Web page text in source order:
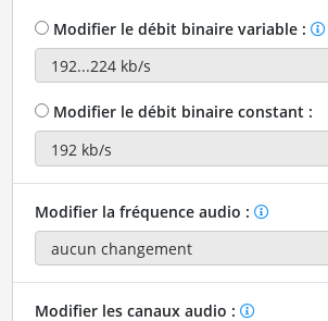
Modifier le débit binaire variable :
Modifier le débit binaire constant :
Modifier la fréquence audio :
Modifier les canaux audio :